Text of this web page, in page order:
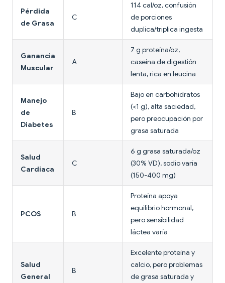
Pérdida
de Grasa
C
114 cal/oz, confusión
de porciones
duplica/triplica ingesta
Ganancia
Muscular
A
7 g proteína/oz,
caseína de digestión
lenta, rica en leucina
Manejo
de
Diabetes
B
Bajo en carbohidratos
(<1 g), alta saciedad,
pero preocupación por
grasa saturada
Salud
Cardíaca
C
6 g grasa saturada/oz
(30% VD), sodio varía
(150-400 mg)
PCOS B
Proteína apoya
equilibrio hormonal,
pero sensibilidad
láctea varía
Salud
General
B
Excelente proteína y
calcio, pero problemas
de grasa saturada y